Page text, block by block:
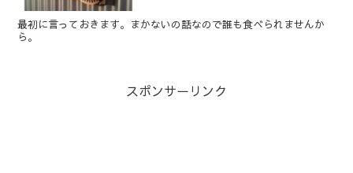
最初に言っておきます。まかないの話なので誰も食べられませんか
ら。
スポンサーリンク